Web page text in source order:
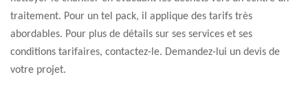
traitement. Pour un tel pack, il applique des tarifs très
abordables. Pour plus de détails sur ses services et ses
conditions tarifaires, contactez-le. Demandez-lui un devis de
votre projet.